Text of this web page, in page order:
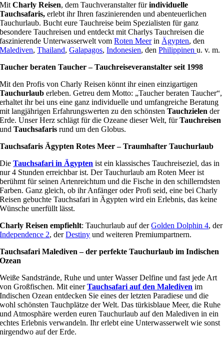
MitCharly Reisen, dem Tauchveranstalter fürindividuelle
Tauchsafaris, erlebt ihr Ihren faszinierenden und abenteuerlichen
Tauchurlaub. Bucht eure Tauchreise beim Spezialisten für ganz
besondere Tauchreisen und entdeckt mit Charlys Tauchreisen die
faszinierende Unterwasserwelt vomRoten Meerin Ägypten, den
Malediven,Thailand,Galapagos,Indonesien, denPhilippinenu. v. m.
Taucher beraten Taucher – Tauchreiseveranstalter seit 1998
Mit den Profis von Charly Reisen könnt ihr einen einzigartigen
Tauchurlaub erleben. Getreu dem Motto: „Taucher beraten Taucher“,
erhaltet ihr bei uns eine ganz individuelle und umfangreiche Beratung
mit langjährigen Erfahrungswerten zu den schönstenTauchzielen der
Erde. Unser Herz schlägt für die Ozeane dieser Welt, fürTauchreisen
undTauchsafaris rund um den Globus.
Tauchsafaris Ägypten Rotes Meer – Traumhafter Tauchurlaub
DieTauchsafari in Ägypten ist ein klassisches Tauchreiseziel, das in
nur 4 Stunden erreichbar ist. Der Tauchurlaub am Roten Meer ist
berühmt für seinen Artenreichtum und die Fische in den schillerndsten
Farben. Ganz gleich, ob ihr Anfänger oder Profi seid, eine bei Charly
Reisen gebuchte Tauchsafari in Ägypten wird ein Erlebnis, das keine
Wünsche unerfüllt lässt.
Charly Reisen empfiehlt: Tauchurlaub auf derGolden Dolphin 4, der
Independence 2, derDestiny und weiteren Premiumpartnern.
Tauchsafari Malediven – der perfekte Tauchurlaub im Indischen
Ozean
Weiße Sandstrände, Ruhe und unter Wasser Delfine und fast jede Art
von Großfischen. Mit einerTauchsafari auf den Malediven im
Indischen Ozean entdecken Sie eines der letzten Paradiese und die
wohl schönsten Tauchplätze der Welt. Das türkisblaue Meer, die Ruhe
und Atmosphäre werden euren Tauchurlaub auf den Malediven in ein
echtes Erlebnis verwandeln. Ihr erlebt eine Unterwasserwelt wie sonst
nirgendwo auf der Erde.